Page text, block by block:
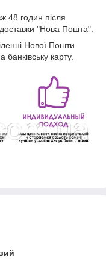
48 годин після
"Нова Пошта".
Нової Пошти
карту.